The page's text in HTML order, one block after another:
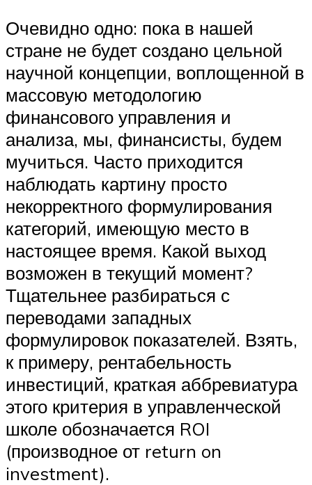
Очевидно одно: пока в нашей
стране не будет создано цельной
научной концепции, воплощенной в
массовую методологию
финансового управления и
анализа, мы, финансисты, будем
мучиться. Часто приходится
наблюдать картину просто
некорректного формулирования
категорий, имеющую место в
настоящее время. Какой выход
возможен в текущий момент?
Тщательнее разбираться с
переводами западных
формулировок показателей. Взять,
к примеру, рентабельность
инвестиций, краткая аббревиатура
этого критерия в управленческой
школе обозначается ROI
(производное от return on
investment).